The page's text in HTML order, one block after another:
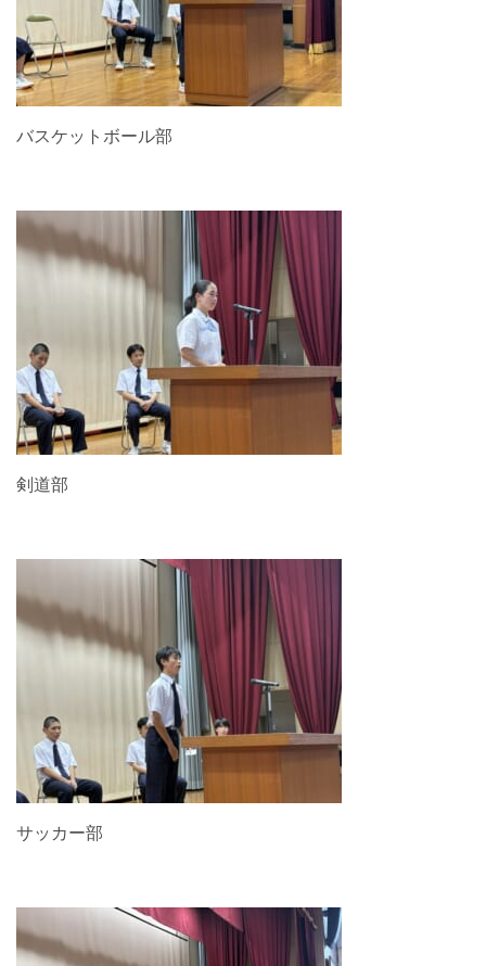
バスケットボール部
剣道部
サッカー部